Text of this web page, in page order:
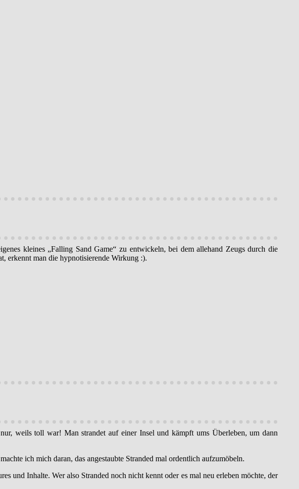
kleines „Falling Sand Game“ zu entwickeln, bei dem allehand Zeugs durch die
erkennt man die hypnotisierende Wirkung :).
weils toll war! Man strandet auf einer Insel und kämpft ums Überleben, um dann
ich mich daran, das angestaubte Stranded mal ordentlich aufzumöbeln.
und Inhalte. Wer also Stranded noch nicht kennt oder es mal neu erleben möchte, der